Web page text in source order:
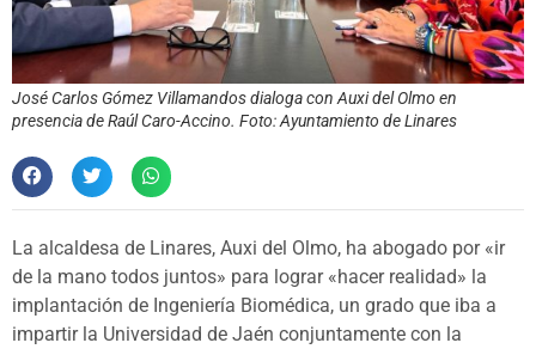
José Carlos Gómez Villamandos dialoga con Auxi del Olmo en
presencia de Raúl Caro-Accino. Foto: Ayuntamiento de Linares
La alcaldesa de Linares, Auxi del Olmo, ha abogado por «ir
de la mano todos juntos» para lograr «hacer realidad» la
implantación de Ingeniería Biomédica, un grado que iba a
impartir la Universidad de Jaén conjuntamente con la